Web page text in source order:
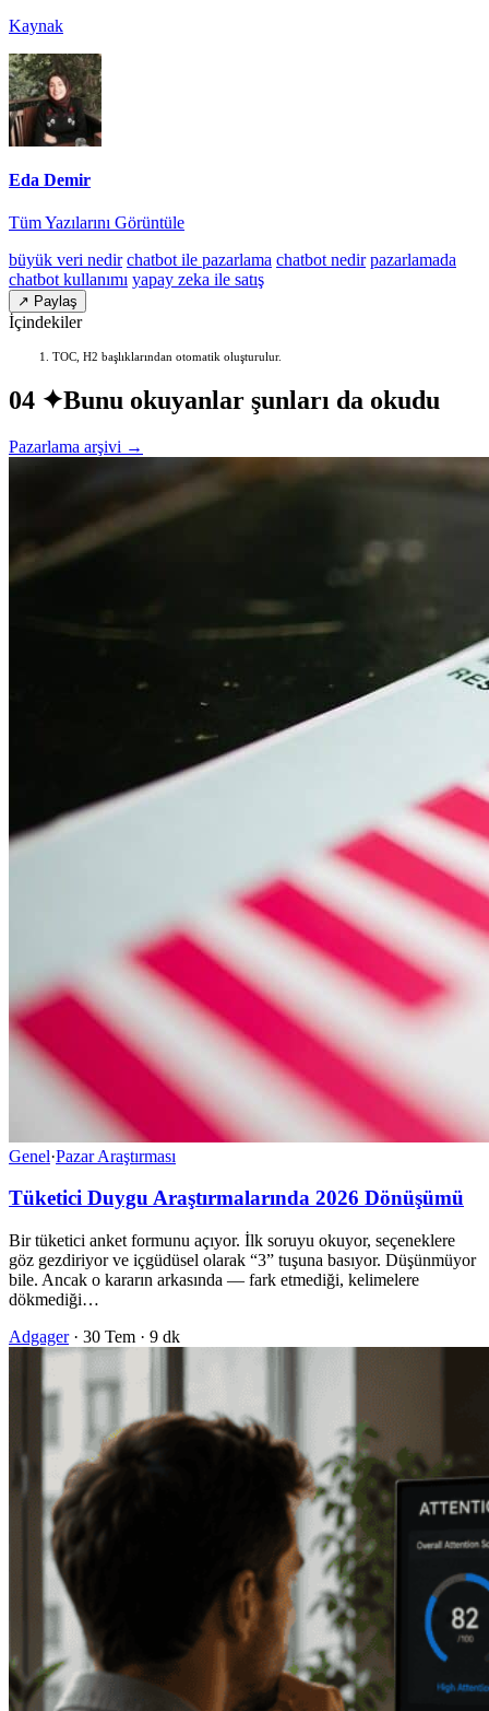
Kaynak
Eda Demir
Tüm Yazılarını Görüntüle
büyük veri nedir chatbot ile pazarlama chatbot nedir pazarlamada
chatbot kullanımı yapay zeka ile satış
↗ Paylaş
İçindekiler
TOC, H2 başlıklarından otomatik oluşturulur.
04 ✦Bunu okuyanlar şunları da okudu
Pazarlama arşivi →
Genel·Pazar Araştırması
Tüketici Duygu Araştırmalarında 2026 Dönüşümü
Bir tüketici anket formunu açıyor. İlk soruyu okuyor, seçeneklere
göz gezdiriyor ve içgüdüsel olarak “3” tuşuna basıyor. Düşünmüyor
bile. Ancak o kararın arkasında — fark etmediği, kelimelere
dökmediği…
Adgager · 30 Tem · 9 dk